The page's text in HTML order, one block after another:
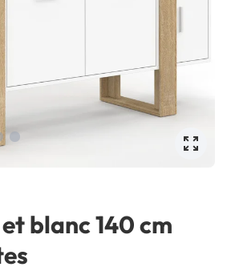
blanc 140 cm